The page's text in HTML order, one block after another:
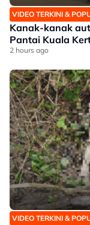
VIDEO TERKINI &
Kanak-kanak
Pantai Kuala
2 hours ago
VIDEO TERKINI &